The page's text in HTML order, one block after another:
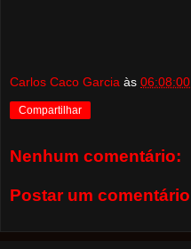
Carlos Caco Garcia às 06:08:00
Compartilhar
Nenhum comentário:
Postar um comentário